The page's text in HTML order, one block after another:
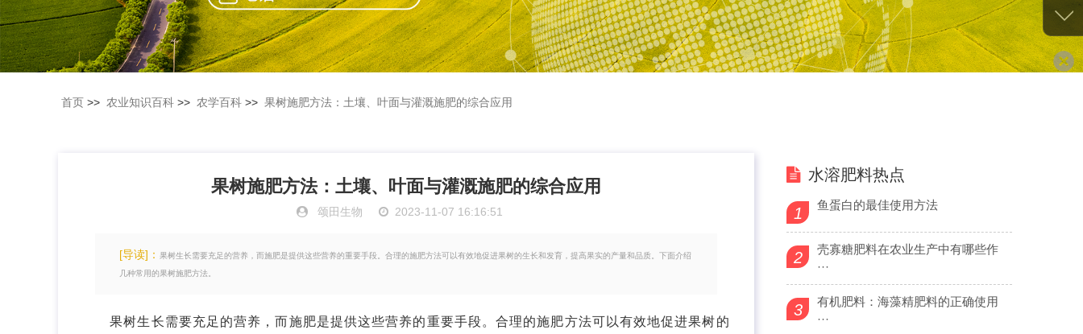
首页 >> 农业知识百科 >> 农学百科 >> 果树施肥方法：土壤、叶面与灌溉施肥的综合应用
果树施肥方法：土壤、叶面与灌溉施肥的综合应用
颂田生物 2023-11-07 16:16:51
[导读]： 果树生长需要充足的营养，而施肥是提供这些营养的重要手段。合理的施肥方法可以有效地促进果树的生长和发育，提高果实的产量和品质。下面介绍
几种常用的果树施肥方法。
果树生长需要充足的营养，而施肥是提供这些营养的重要手段。合理的施肥方法可以有效地促进果树的
水溶肥料热点
1 鱼蛋白的最佳使用方法
2
壳寡糖肥料在农业生产中有哪些作
···
3
有机肥料：海藻精肥料的正确使用
···